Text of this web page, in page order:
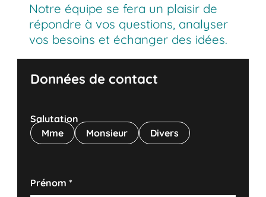
Notre équipe se fera un plaisir de
répondre à vos questions, analyser
vos besoins et échanger des idées.
Données de contact
Salutation
Mme
Monsieur Divers
Prénom*